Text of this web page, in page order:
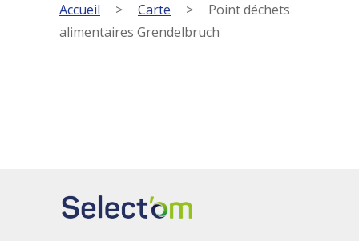
Accueil > Carte >
Point déchets
alimentaires Grendelbruch